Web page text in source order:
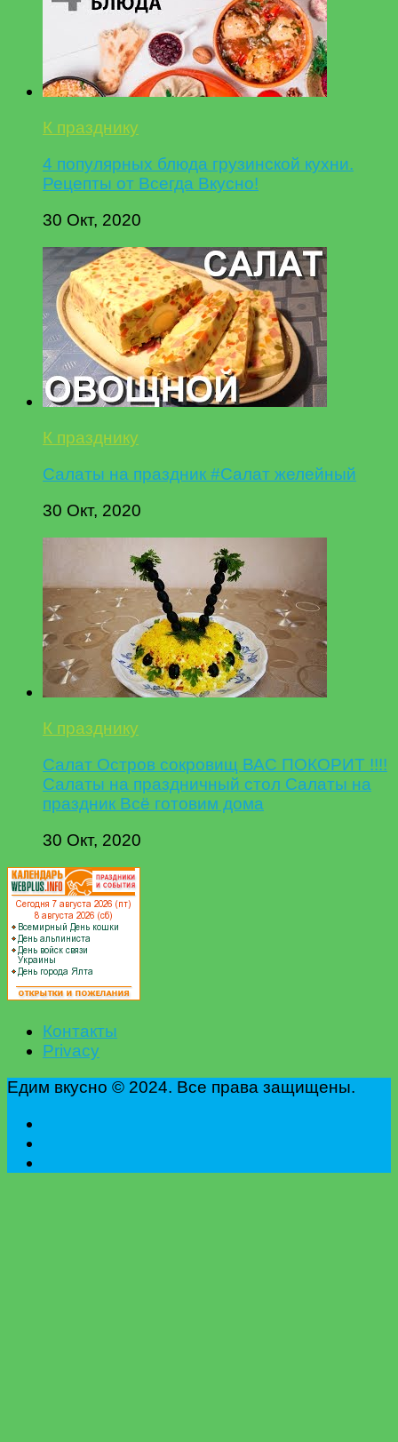
К празднику
4 популярных блюда грузинской кухни.
Рецепты от Всегда Вкусно!
30 Окт, 2020
К празднику
Салаты на праздник #Салат желейный
30 Окт, 2020
К празднику
Салат Остров сокровищ ВАС ПОКОРИТ !!!!
Салаты на праздничный стол Салаты на
праздник Всё готовим дома
30 Окт, 2020
Контакты
Privacy
Едим вкусно © 2024. Все права защищены.